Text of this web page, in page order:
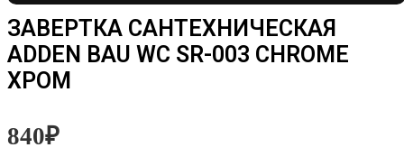
ЗАВЕРТКА САНТЕХНИЧЕСКАЯ
ADDEN BAU WC SR-003 CHROME
ХРОМ
840₽